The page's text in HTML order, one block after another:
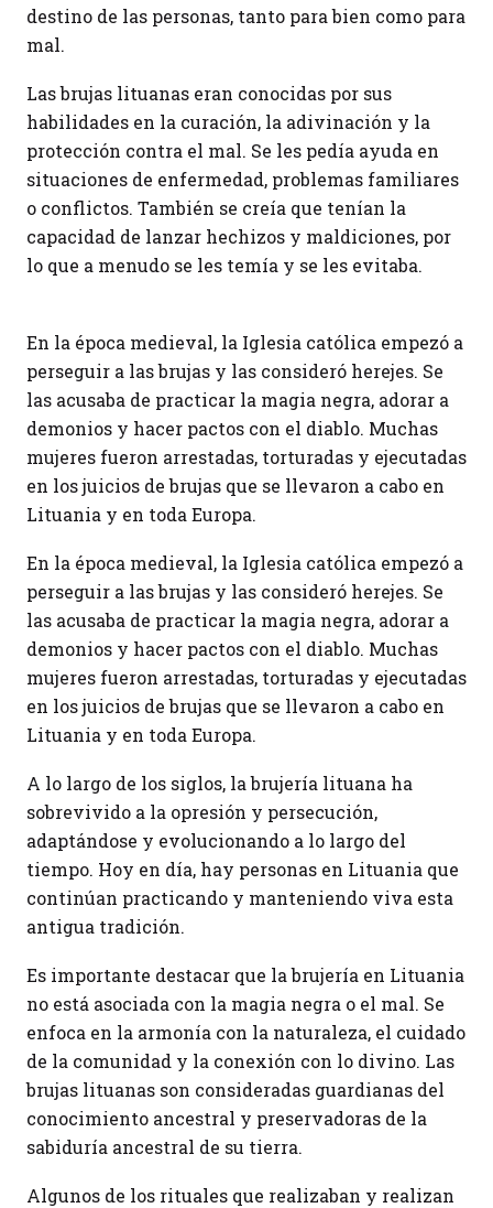
destino de las personas, tanto para bien como para
mal.
Las brujas lituanas eran conocidas por sus
habilidades en la curación, la adivinación y la
protección contra el mal. Se les pedía ayuda en
situaciones de enfermedad, problemas familiares
o conflictos. También se creía que tenían la
capacidad de lanzar hechizos y maldiciones, por
lo que a menudo se les temía y se les evitaba.
En la época medieval, la Iglesia católica empezó a
perseguir a las brujas y las consideró herejes. Se
las acusaba de practicar la magia negra, adorar a
demonios y hacer pactos con el diablo. Muchas
mujeres fueron arrestadas, torturadas y ejecutadas
en los juicios de brujas que se llevaron a cabo en
Lituania y en toda Europa.
En la época medieval, la Iglesia católica empezó a
perseguir a las brujas y las consideró herejes. Se
las acusaba de practicar la magia negra, adorar a
demonios y hacer pactos con el diablo. Muchas
mujeres fueron arrestadas, torturadas y ejecutadas
en los juicios de brujas que se llevaron a cabo en
Lituania y en toda Europa.
A lo largo de los siglos, la brujería lituana ha
sobrevivido a la opresión y persecución,
adaptándose y evolucionando a lo largo del
tiempo. Hoy en día, hay personas en Lituania que
continúan practicando y manteniendo viva esta
antigua tradición.
Es importante destacar que la brujería en Lituania
no está asociada con la magia negra o el mal. Se
enfoca en la armonía con la naturaleza, el cuidado
de la comunidad y la conexión con lo divino. Las
brujas lituanas son consideradas guardianas del
conocimiento ancestral y preservadoras de la
sabiduría ancestral de su tierra.
Algunos de los rituales que realizaban y realizan